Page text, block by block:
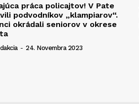
práca policajtov! V Pate
podvodníkov „klampiarov“.
okrádali seniorov v okrese
- 24. Novembra 2023